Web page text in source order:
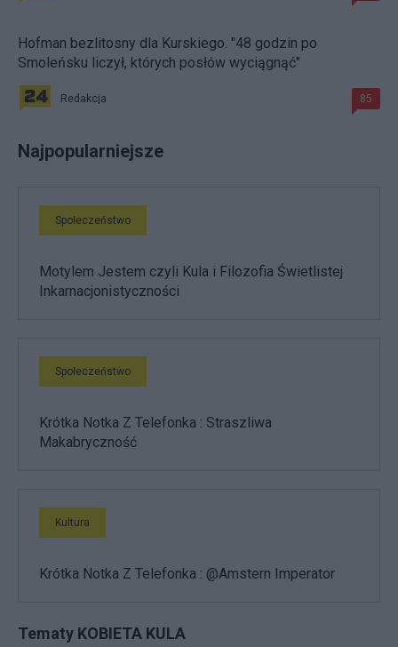
Hofman bezlitosny dla Kurskiego. "48 godzin po
Smoleńsku liczył, których posłów wyciągnąć"
Redakcja 85
Najpopularniejsze
Społeczeństwo
Motylem Jestem czyli Kula i Filozofia Świetlistej
Inkarnacjonistyczności
Społeczeństwo
Krótka Notka Z Telefonka : Straszliwa
Makabryczność
Kultura
Krótka Notka Z Telefonka : @Amstern Imperator
Tematy KOBIETA KULA